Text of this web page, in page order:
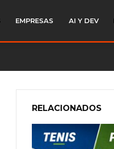
EMPRESAS AI Y DEV
RELACIONADOS